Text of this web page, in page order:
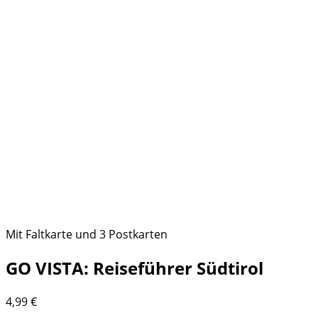
Mit Faltkarte und 3 Postkarten
GO VISTA: Reiseführer Südtirol
4,99€